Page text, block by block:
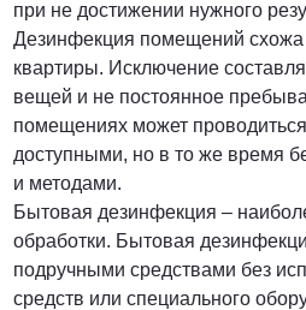
при не достижении нужного
Дезинфекция помещений схожа
квартиры. Исключение
вещей и не постоянное
помещениях может
доступными, но в то же время
и методами.
Бытовая дезинфекция –
обработки. Бытовая
подручными средствами без
средств или специального